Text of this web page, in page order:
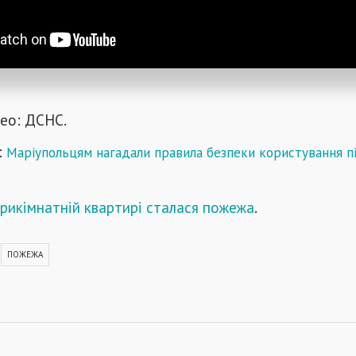
ДСНС.
Маріупольцям нагадали правила безпеки користування
квартирі сталася пожежа.
ПОЖЕЖА